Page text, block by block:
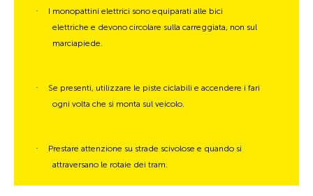
·
I monopattini elettrici sono equiparati alle bici
elettriche e devono circolare sulla carreggiata, non sul
marciapiede.
·
Se presenti, utilizzare le piste ciclabili e accendere i fari
ogni volta che si monta sul veicolo.
·
Prestare attenzione su strade scivolose e quando si
attraversano le rotaie dei tram.